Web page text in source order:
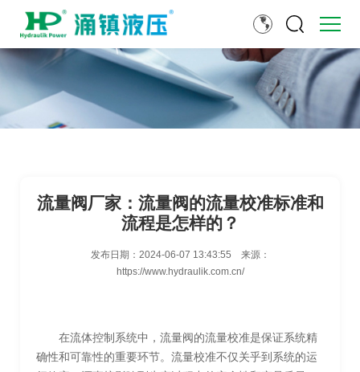
流量阀厂家：流量阀的流量校准标准和
流程是怎样的？
发布日期： 2024-06-07 13:43:55
来源：
https://www.hydraulik.com.cn/
在流体控制系统中，流量阀的流量校准是保证系统精
确性和可靠性的重要环节。流量校准不仅关乎到系统的运